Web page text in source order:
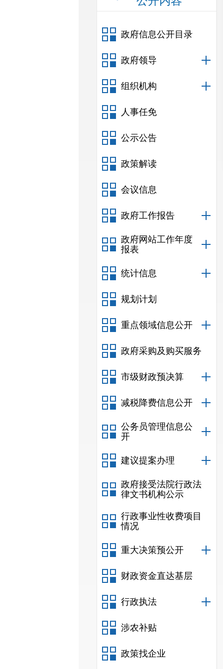
政府信息公开目录
政府领导
组织机构
人事任免
公示公告
政策解读
会议信息
政府工作报告
政府网站工作年度
报表
统计信息
规划计划
重点领域信息公开
政府采购及购买服务
市级财政预决算
减税降费信息公开
公务员管理信息公
开
建议提案办理
政府接受法院行政法
律文书机构公示
行政事业性收费项目
情况
重大决策预公开
财政资金直达基层
行政执法
涉农补贴
政策找企业